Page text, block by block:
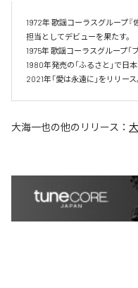
1972年 歌謡コーラスグループ
担当としてデビューを果たす。
1975年 歌謡コーラスグループ「
1980年発売の「ふるさと」で日
2021年「愛は永遠に」をリリース
大海一也の他のリリース：